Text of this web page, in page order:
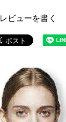
レビューを書く